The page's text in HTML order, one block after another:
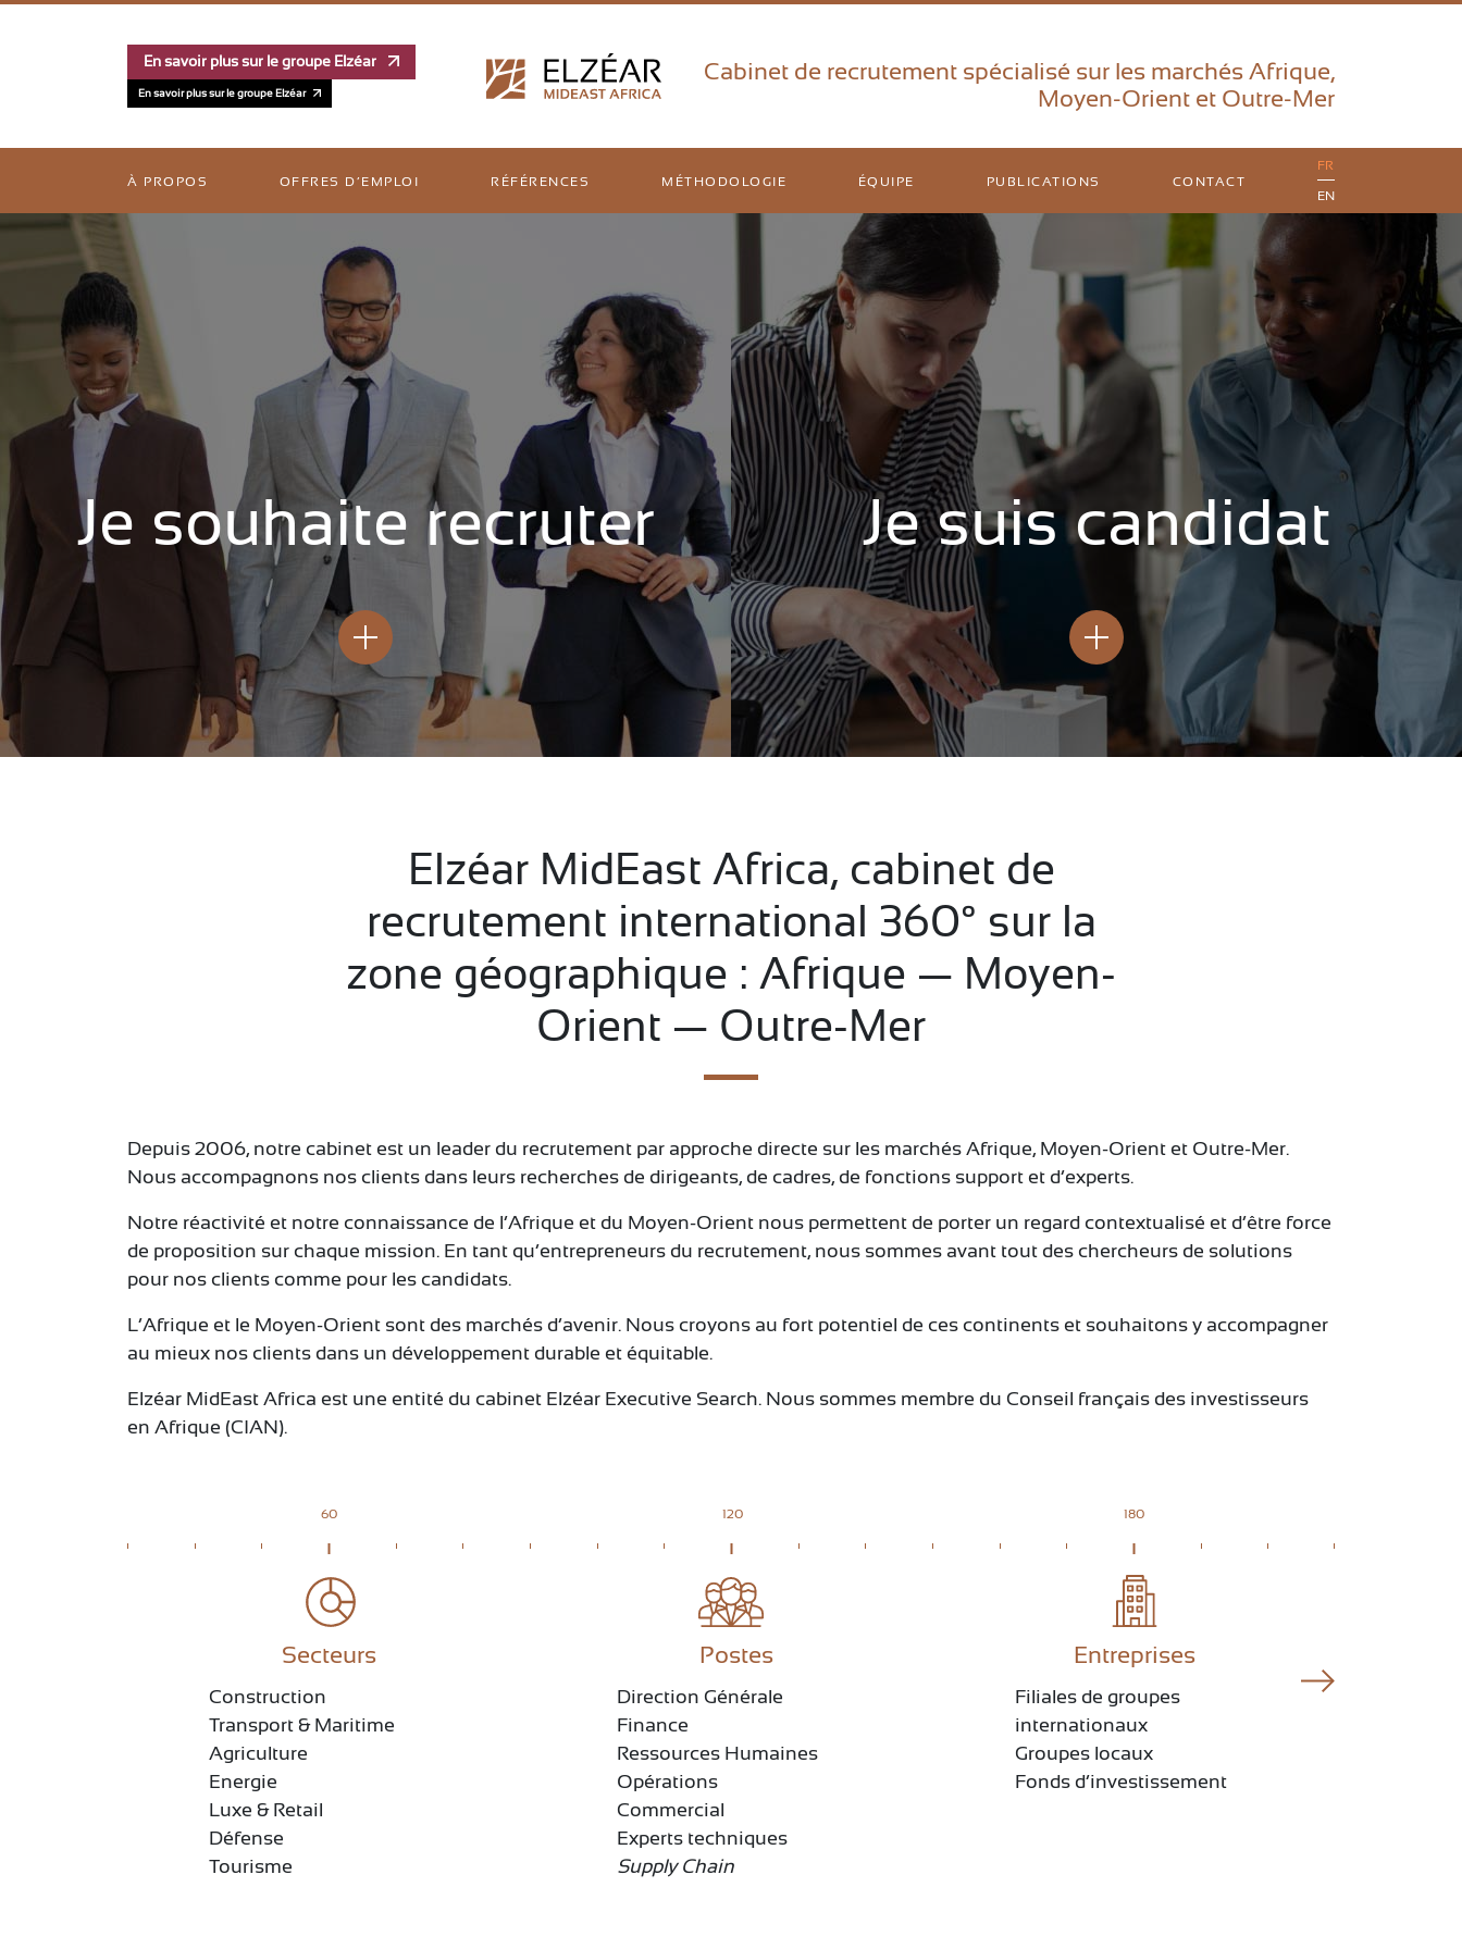
En savoir plus sur le groupe Elzéar
En savoir plus sur le groupe Elzéar
Cabinet de recrutement spécialisé sur les marchés Afrique,
Moyen-Orient et Outre-Mer
À PROPOS OFFRES D’EMPLOI RÉFÉRENCES MÉTHODOLOGIE ÉQUIPE PUBLICATIONS CONTACT
FR
EN
Je souhaite recruter Je suis candidat
Elzéar MidEast Africa, cabinet de
recrutement international 360° sur la
zone géographique : Afrique — Moyen-
Orient — Outre-Mer
Depuis 2006, notre cabinet est un leader du recrutement par approche directe sur les marchés Afrique, Moyen-Orient et Outre-Mer.
Nous accompagnons nos clients dans leurs recherches de dirigeants, de cadres, de fonctions support et d’experts.
Notre réactivité et notre connaissance de l’Afrique et du Moyen-Orient nous permettent de porter un regard contextualisé et d’être force
de proposition sur chaque mission. En tant qu’entrepreneurs du recrutement, nous sommes avant tout des chercheurs de solutions
pour nos clients comme pour les candidats.
L’Afrique et le Moyen-Orient sont des marchés d’avenir. Nous croyons au fort potentiel de ces continents et souhaitons y accompagner
au mieux nos clients dans un développement durable et équitable.
Elzéar MidEast Africa est une entité du cabinet Elzéar Executive Search. Nous sommes membre du Conseil français des investisseurs
en Afrique (CIAN).
Secteurs
Construction
Transport & Maritime
Agriculture
Energie
Luxe & Retail
Défense
Tourisme
Postes
Direction Générale
Finance
Ressources Humaines
Opérations
Commercial
Experts techniques
Supply Chain
Entreprises
Filiales de groupes
internationaux
Groupes locaux
Fonds d’investissement
60 120 180